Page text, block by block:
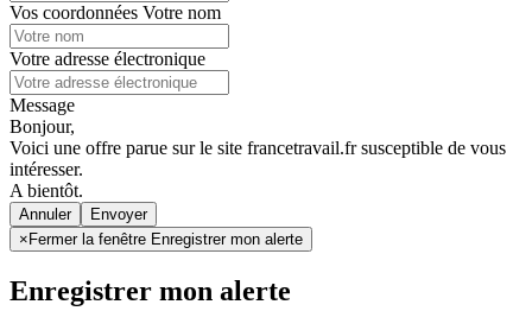
Vos coordonnées Votre nom
Votre adresse électronique
Message
Bonjour,
Voici une offre parue sur le site francetravail.fr susceptible de vous
intéresser.
A bientôt.
Annuler
× Fermer la fenêtre Enregistrer mon alerte
Enregistrer mon alerte